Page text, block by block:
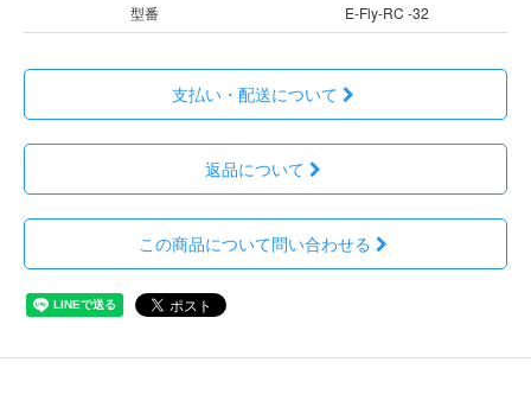
型番
E-Fly-RC -32
支払い・配送について
返品について
この商品について問い合わせる